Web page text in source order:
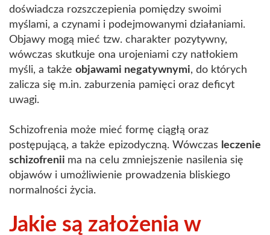
doświadcza rozszczepienia pomiędzy swoimi
myślami, a czynami i podejmowanymi działaniami.
Objawy mogą mieć tzw. charakter pozytywny,
wówczas skutkuje ona urojeniami czy natłokiem
myśli, a także objawami negatywnymi, do których
zalicza się m.in. zaburzenia pamięci oraz deficyt
uwagi.
Schizofrenia może mieć formę ciągłą oraz
postępującą, a także epizodyczną. Wówczas leczenie
schizofrenii ma na celu zmniejszenie nasilenia się
objawów i umożliwienie prowadzenia bliskiego
normalności życia.
Jakie są założenia w